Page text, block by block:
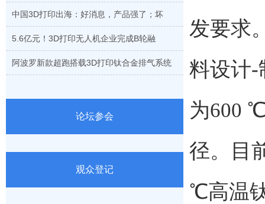
中国3D打印出海：好消息，产品强了；坏
5.6亿元！3D打印无人机企业完成B轮融
阿波罗新款超跑搭载3D打印钛合金排气系统
论坛参会
观众登记
发要求
料设计-
为600
径。目
℃高温